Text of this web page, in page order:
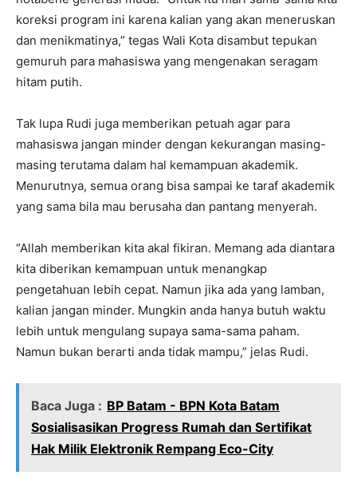
koreksi program ini karena kalian yang akan meneruskan
dan menikmatinya,” tegas Wali Kota disambut tepukan
gemuruh para mahasiswa yang mengenakan seragam
hitam putih.
Tak lupa Rudi juga memberikan petuah agar para
mahasiswa jangan minder dengan kekurangan masing-
masing terutama dalam hal kemampuan akademik.
Menurutnya, semua orang bisa sampai ke taraf akademik
yang sama bila mau berusaha dan pantang menyerah.
“Allah memberikan kita akal fikiran. Memang ada diantara
kita diberikan kemampuan untuk menangkap
pengetahuan lebih cepat. Namun jika ada yang lamban,
kalian jangan minder. Mungkin anda hanya butuh waktu
lebih untuk mengulang supaya sama-sama paham.
Namun bukan berarti anda tidak mampu,” jelas Rudi.
Baca Juga : BP Batam - BPN Kota Batam
Sosialisasikan Progress Rumah dan Sertifikat
Hak Milik Elektronik Rempang Eco-City